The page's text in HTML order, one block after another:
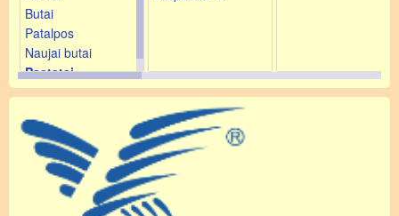
Butai
Patalpos
Naujai butai
Pastatai